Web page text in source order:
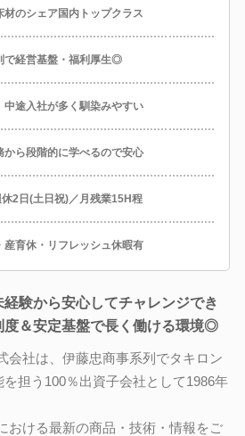
のシェア国内トップクラス
で経営基盤・福利厚生◎
中途入社が多く馴染みやすい
から段階的に学べるので安心
休2日(土日祝)／月残業15H程
産育休・リフレッシュ休暇有
験から安心してチャレンジでき
＆安定基盤で長く働ける環境◎
会社は、伊藤忠商事系列でタキロン
担う100％出資子会社として1986年
おける最新の商品・技術・情報をご